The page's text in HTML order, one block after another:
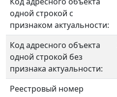
одной строкой с
признаком актуальности:
Код адресного объекта
одной строкой без
признака актуальности:
Реестровый номер